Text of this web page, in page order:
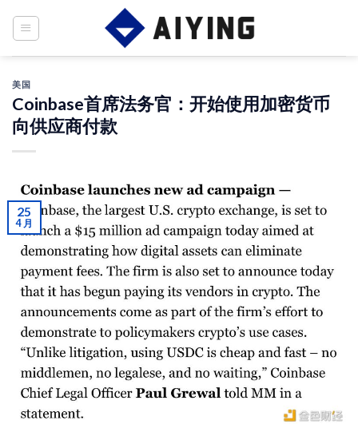
美国
Coinbase首席法务官：开始使用加密货币
向供应商付款
25
4 月